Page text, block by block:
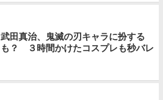
武田真治、鬼滅の刃キャラに扮する
も？ ３時間かけたコスプレも秒バレ